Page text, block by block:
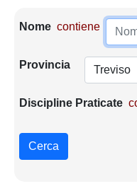
Nome contiene
Provincia Treviso
Discipline Praticate
Cerca